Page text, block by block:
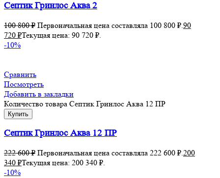
Септик Гринлос Аква 2
100 800₽ Первоначальная цена составляла 100 800 ₽. 90
720 ₽Текущая цена: 90 720 ₽.
-10%
Сравнить
Посмотреть
Добавить в закладки
Количество товара Септик Гринлос Аква 12 ПР
Купить
Септик Гринлос Аква 12 ПР
222 600₽ Первоначальная цена составляла 222 600 ₽.200
340 ₽Текущая цена: 200 340 ₽.
-10%